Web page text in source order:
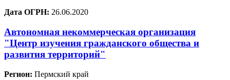
Дата ОГРН: 26.06.2020
Автономная некоммерческая организация
"Центр изучения гражданского общества и
развития территорий"
Регион: Пермский край